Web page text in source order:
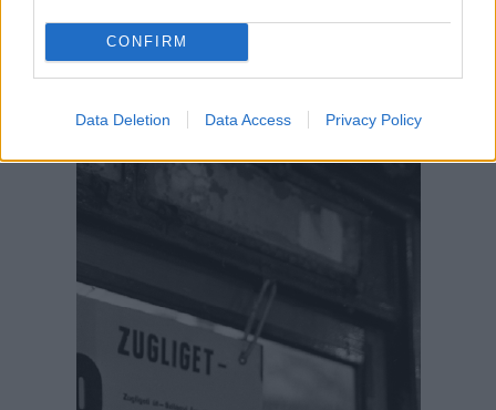
CONFIRM
Data Deletion Data Access Privacy Policy
Aktuális kiállításaink